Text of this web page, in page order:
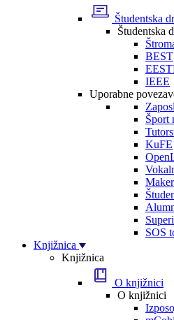
Študentska
Študentska
BEST
IEEE
Uporabne
Šport
KuFE
SOS
Knjižnica
Knjižnica
O knjižnici
O knjižnici